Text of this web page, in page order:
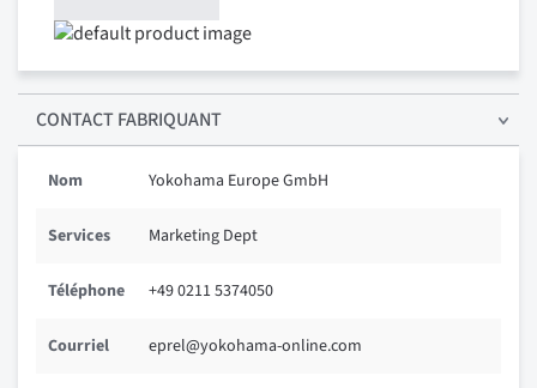
CONTACT FABRIQUANT
Nom Yokohama Europe GmbH
Services Marketing Dept
Téléphone +49 0211 5374050
Courriel eprel@yokohama-online.com